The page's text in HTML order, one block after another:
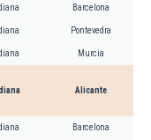
Barcelona
Pontevedra
Murcia
Alicante
Barcelona